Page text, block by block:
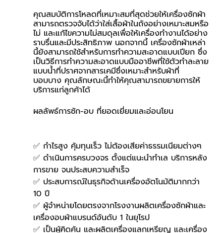
คุณสมบัติการโหลดที่เหมาะสมที่สุดช่วยให้เครื่องซักผ้า
สามารถตรวจจับได้ว่าใส่เสื้อผ้าในถังอย่างเหมาะสมหรือ
ไม่ และแก้ไขความไม่สมดุลเพื่อให้เครื่องทำงานได้อย่าง
ราบรื่นและมีประสิทธิภาพ นอกจากนี้ เครื่องซักผ้าเหล่า
นี้ยังสามารถใช้สำหรับการทำความสะอาดแบบเปียก ซึ่ง
เป็นวิธีการทำความสะอาดแบบมืออาชีพที่ใช้ตัวทำละลาย
แบบน้ำที่ปราศจากสารเคมีซึ่งเหมาะสำหรับผ้าที่
บอบบาง คุณลักษณะนี้ทำให้คุณสามารถขยายการให้
บริการแก่ลูกค้าได้
ผลลัพธ์การซัก-อบ ที่ยอดเยี่ยมและอ่อนโยน
✅ กำไรสูง คุ้มทุนเร็ว ไม่ต้องเสียค่าธรรมเนียมต่างๆ
✅ ดำเนินการครบวงจร ตั้งแต่แนะนำทำเล บริการหลัง
การขาย จนประสบความสำเร็จ
✅ ประสบการณ์ในธุรกิจด้านเครื่องอัตโนมัติมากกว่า
10 ปี
✅ ผู้จำหน่ายโดยตรงจากโรงงานผลิตเครื่องซักผ้าและ
เครื่องอบผ้าแบรนด์อันดับ 1 ในยุโรป
✅ เป็นผู้คิดค้น และผลิตเครื่องแลกเหรียญ และเครื่อง